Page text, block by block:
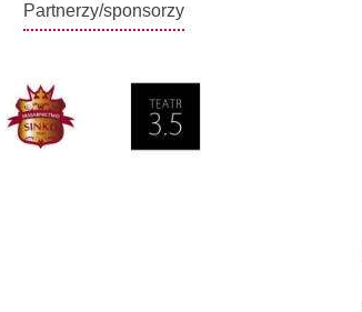
Partnerzy/sponsorzy